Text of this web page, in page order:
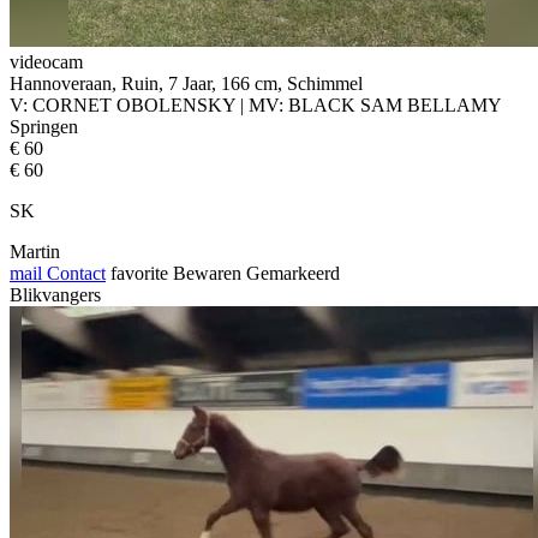
videocam
Hannoveraan, Ruin, 7 Jaar, 166 cm, Schimmel
V: CORNET OBOLENSKY | MV: BLACK SAM BELLAMY
Springen
€ 60
€ 60
SK
Martin
mail Contact favorite Bewaren Gemarkeerd
Blikvangers